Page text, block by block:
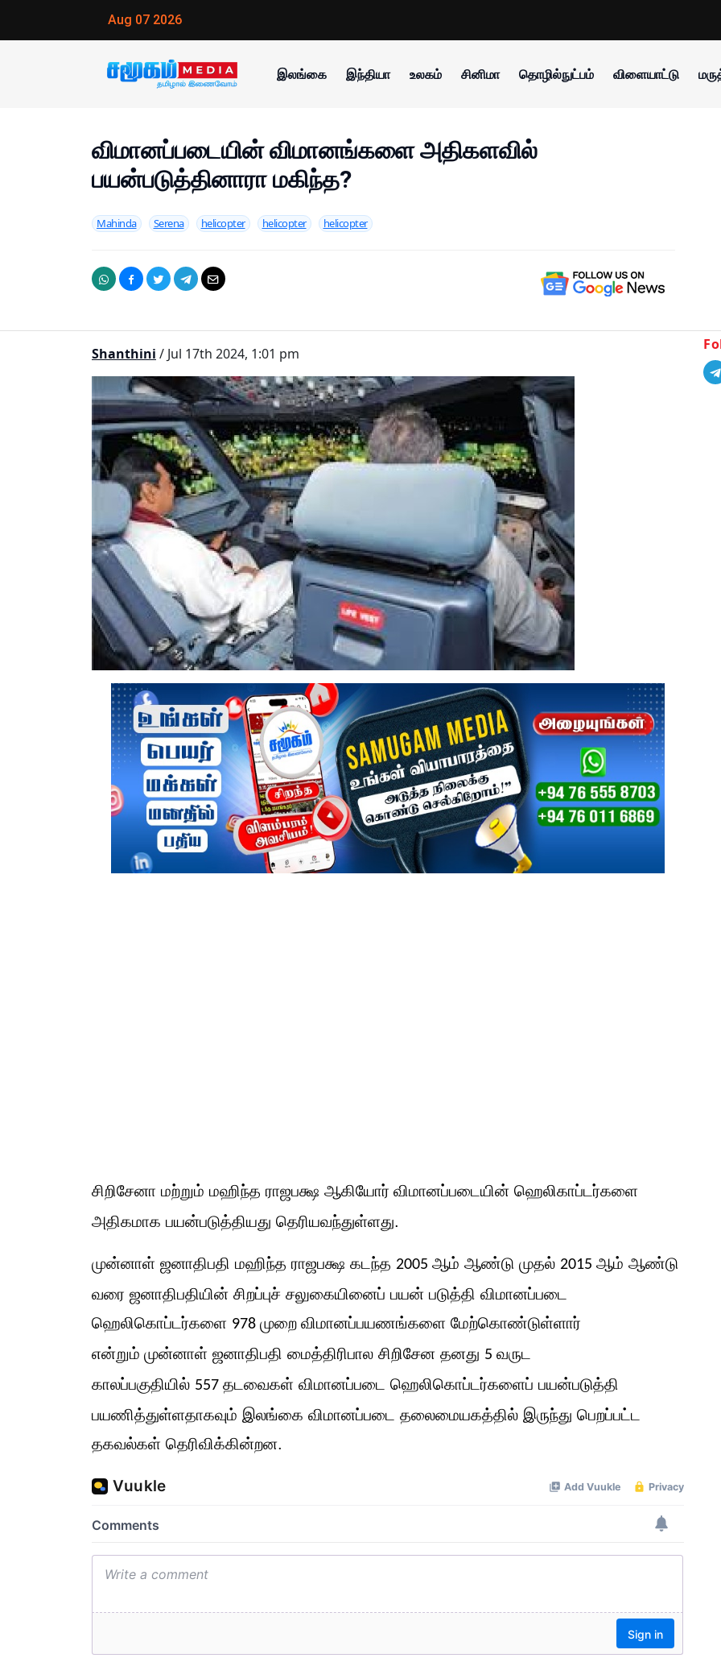
Aug 07 2026
இலங்கை இந்தியா உலகம் சினிமா தொழில்நுட்பம் விளையாட்டு
விமானப்படையின் விமானங்களை அதிகளவில்
பயன்படுத்தினாரா மகிந்த?
Mahinda Serena helicopter helicopter helicopter
Shanthini / Jul 17th 2024, 1:01 pm
சிறிசேனா மற்றும் மஹிந்த ராஜபக்ஷ ஆகியோர் விமானப்படையின் ஹெலிகாப்டர்களை
அதிகமாக பயன்படுத்தியது தெரியவந்துள்ளது.
முன்னாள் ஜனாதிபதி மஹிந்த ராஜபக்ஷ கடந்த 2005 ஆம் ஆண்டு முதல் 2015 ஆம் ஆண்டு
வரை ஜனாதிபதியின் சிறப்புச் சலுகையினைப் பயன் படுத்தி விமானப்படை
ஹெலிகொப்டர்களை 978 முறை விமானப்பயணங்களை மேற்கொண்டுள்ளார்
என்றும் முன்னாள் ஜனாதிபதி மைத்திரிபால சிறிசேன தனது 5 வருட
காலப்பகுதியில் 557 தடவைகள் விமானப்படை ஹெலிகொப்டர்களைப் பயன்படுத்தி
பயணித்துள்ளதாகவும் இலங்கை விமானப்படை தலைமையகத்தில் இருந்து பெறப்பட்ட
தகவல்கள் தெரிவிக்கின்றன.